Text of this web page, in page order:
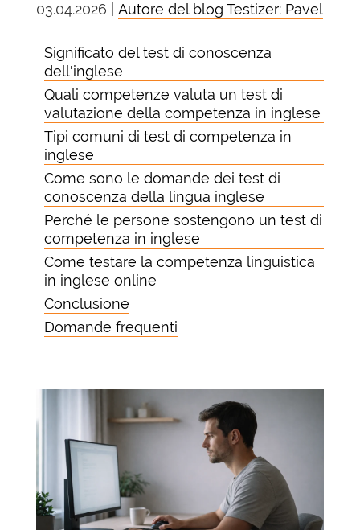
03.04.2026 | Autore del blog Testizer: Pavel
Significato del test di conoscenza
dell'inglese
Quali competenze valuta un test di
valutazione della competenza in inglese
Tipi comuni di test di competenza in
inglese
Come sono le domande dei test di
conoscenza della lingua inglese
Perché le persone sostengono un test di
competenza in inglese
Come testare la competenza linguistica
in inglese online
Conclusione
Domande frequenti